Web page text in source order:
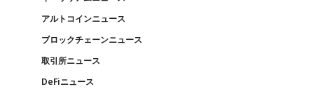
アルトコインニュース
ブロックチェーンニュース
取引所ニュース
DeFiニュース